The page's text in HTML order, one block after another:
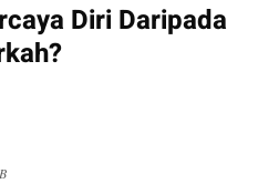
Diri Daripada